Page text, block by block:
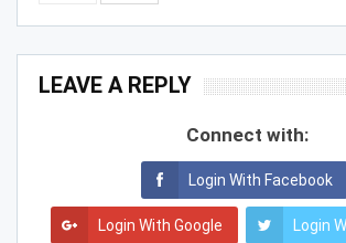
LEAVE A REPLY
Connect with:
Login With Facebook
Login With Google Login